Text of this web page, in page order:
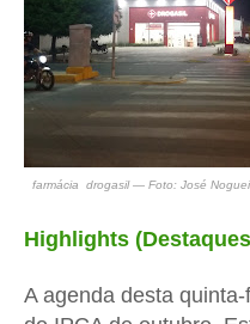
farmácia drogasil — Foto: José
Highlights
A agenda desta